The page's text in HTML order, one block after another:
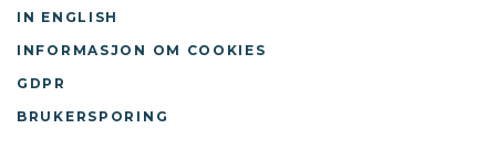
IN ENGLISH
INFORMASJON OM COOKIES
GDPR
BRUKERSPORING